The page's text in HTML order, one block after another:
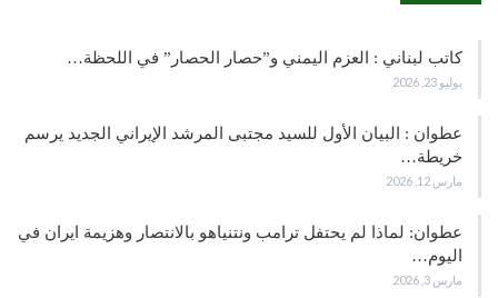
كاتب لبناني : العزم اليمني و”حصار الحصار” في اللحظة…
يوليو 23, 2026
عطوان : البيان الأول للسيد مجتبى المرشد الإيراني الجديد يرسم
خريطة…
مارس 12, 2026
عطوان: لماذا لم يحتفل ترامب ونتنياهو بالانتصار وهزيمة ايران في
اليوم…
مارس 3, 2026